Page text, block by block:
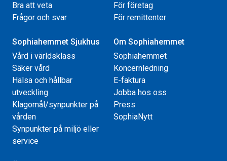
Bra att veta
Frågor och svar
För företag
För remittenter
Sophiahemmet Sjukhus
Vård i världsklass
Säker vård
Hälsa och hållbar
utveckling
Klagomål/synpunkter på
vården
Synpunkter på miljö eller
service
Om Sophiahemmet
Sophiahemmet
Koncernledning
E-faktura
Jobba hos oss
Press
SophiaNytt